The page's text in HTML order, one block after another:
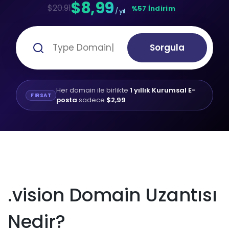
$20.91$8,99 / yıl %57 İndirim
Sorgula
FIRSAT Her domain ile birlikte 1 yıllık Kurumsal E-
posta sadece $2,99
.vision Domain Uzantısı
Nedir?